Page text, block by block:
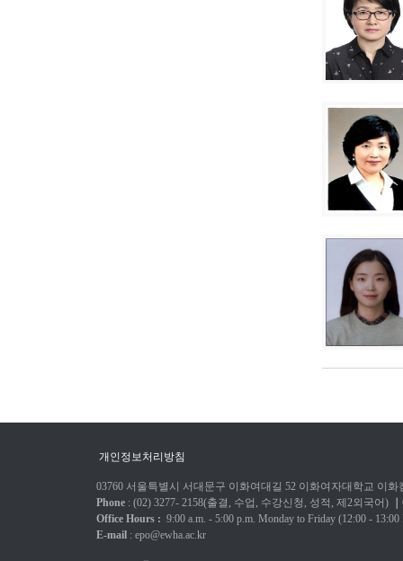
개인정보처리방침
03760 서울특별시 서대문구 이화여대길 52 이화여자대학교 이
Phone : (02) 3277- 2158(출결, 수업, 수강신청, 성적, 제2외국어)
Office Hours : 9:00 a.m. - 5:00 p.m. Monday to Friday (12:00 - 13:00
E-mail : epo@ewha.ac.kr